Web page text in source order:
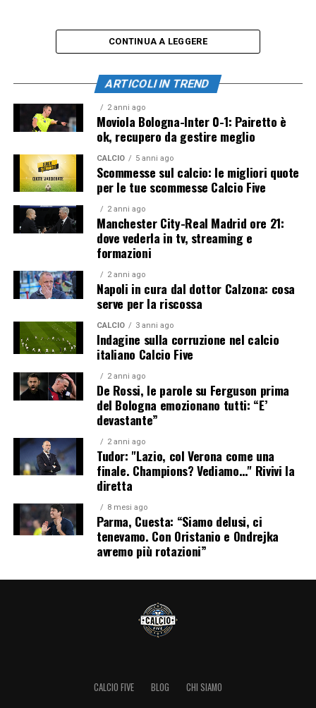
CONTINUA A LEGGERE
ARTICOLI IN TREND
2 anni ago
Moviola Bologna-Inter 0-1: Pairetto è
ok, recupero da gestire meglio
CALCIO 5 anni ago
Scommesse sul calcio: le migliori quote
per le tue scommesse Calcio Five
2 anni ago
Manchester City-Real Madrid ore 21:
dove vederla in tv, streaming e
formazioni
2 anni ago
Napoli in cura dal dottor Calzona: cosa
serve per la riscossa
CALCIO 3 anni ago
Indagine sulla corruzione nel calcio
italiano Calcio Five
2 anni ago
De Rossi, le parole su Ferguson prima
del Bologna emozionano tutti: “E’
devastante”
2 anni ago
Tudor: "Lazio, col Verona come una
finale. Champions? Vediamo…" Rivivi la
diretta
8 mesi ago
Parma, Cuesta: “Siamo delusi, ci
tenevamo. Con Oristanio e Ondrejka
avremo più rotazioni”
CALCIO FIVE BLOG CHI SIAMO